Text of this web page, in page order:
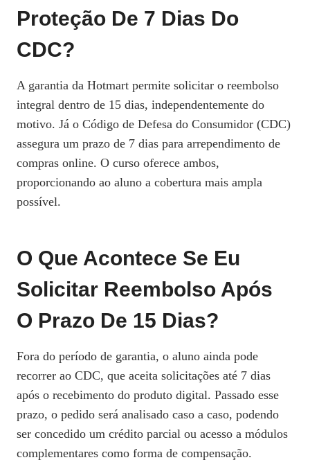
Proteção De 7 Dias Do
CDC?
A garantia da Hotmart permite solicitar o reembolso
integral dentro de 15 dias, independentemente do
motivo. Já o Código de Defesa do Consumidor (CDC)
assegura um prazo de 7 dias para arrependimento de
compras online. O curso oferece ambos,
proporcionando ao aluno a cobertura mais ampla
possível.
O Que Acontece Se Eu
Solicitar Reembolso Após
O Prazo De 15 Dias?
Fora do período de garantia, o aluno ainda pode
recorrer ao CDC, que aceita solicitações até 7 dias
após o recebimento do produto digital. Passado esse
prazo, o pedido será analisado caso a caso, podendo
ser concedido um crédito parcial ou acesso a módulos
complementares como forma de compensação.